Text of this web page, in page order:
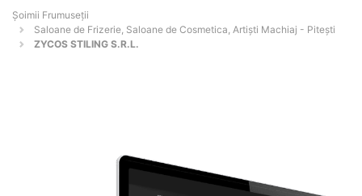
Șoimii Frumuseții
Saloane de Frizerie, Saloane de Cosmetica, Artiști Machiaj - Piteşti
ZYCOS STILING S.R.L.